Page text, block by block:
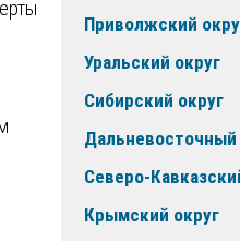
Приволжский
Уральский округ
Сибирский округ
Дальневосточный
Северо-
Крымский округ